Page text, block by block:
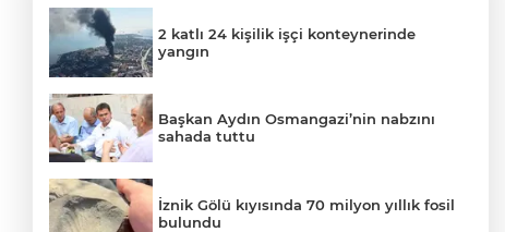
2 katlı 24 kişilik işçi konteynerinde
yangın
Başkan Aydın Osmangazi’nin nabzını
sahada tuttu
İznik Gölü kıyısında 70 milyon yıllık fosil
bulundu